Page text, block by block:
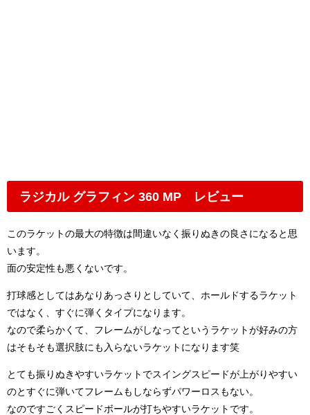
ラジカル グラフィン 360 MP レビュー
このラケットの最大の特徴は間違いなく振りぬきの良さになると思
います。
面の安定性も悪くないです。
打球感としてはあなりあっさりとしていて、ホールドするラケット
ではなく、すぐに弾くタイプになります。
なので柔らかくて、フレームがしなってというラケットが好みの方
はそもそも選択肢にも入らないラケットになります笑
とても振りぬきやすいラケットでスイングスピードが上がりやすい
のとすぐに弾いてフレームもしならずパワーロスもない。
なのですごくスピードボールが打ちやすいラケットです。